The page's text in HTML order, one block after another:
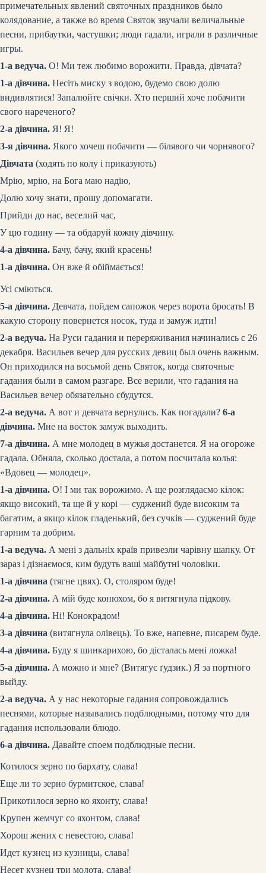
примечательных явлений святочных праздников было
колядование, а также во время Святок звучали величальные
песни, прибаутки, частушки; люди гадали, играли в различные
игры.
1-а ведуча. О! Ми теж любимо ворожити. Правда, дівчата?
1-а дівчина. Несіть миску з водою, будемо свою долю
видивлятися! Запалюйте свічки. Хто перший хоче побачити
свого нареченого?
2-а дівчина. Я! Я!
3-я дівчина. Якого хочеш побачити — білявого чи чорнявого?
Дівчата (ходять по колу і приказують)
Мрію, мрію, на Бога маю надію,
Долю хочу знати, прошу допомагати.
Прийди до нас, веселий час,
У цю годину — та обдаруй кожну дівчину.
4-а дівчина. Бачу, бачу, який красень!
1-а дівчина. Он вже й обіймається!
Усі сміються.
5-а дівчина. Девчата, пойдем сапожок через ворота бросать! В
какую сторону повернется носок, туда и замуж идти!
2-а ведуча. На Руси гадания и переряживания начинались с 26
декабря. Васильев вечер для русских девиц был очень важным.
Он приходился на восьмой день Святок, когда святочные
гадания были в самом разгаре. Все верили, что гадания на
Васильев вечер обязательно сбудутся.
2-а ведуча. А вот и девчата вернулись. Как погадали? 6-а
дівчина. Мне на восток замуж выходить.
7-а дівчина. А мне молодец в мужья достанется. Я на огороже
гадала. Обняла, сколько достала, а потом посчитала колья:
«Вдовец — молодец».
1-а дівчина. О! І ми так ворожимо. А ще розглядаємо кілок:
якщо високий, та ще й у корі — суджений буде високим та
багатим, а якщо кілок гладенький, без сучків — суджений буде
гарним та добрим.
1-а ведуча. А мені з дальніх країв привезли чарівну шапку. От
зараз і дізнаємося, ким будуть ваші майбутні чоловіки.
1-а дівчина (тягне цвях). О, столяром буде!
2-а дівчина. А мій буде конюхом, бо я витягнула підкову.
4-а дівчина. Ні! Конокрадом!
3-а дівчина (витягнула олівець). То вже, напевне, писарем буде.
4-а дівчина. Буду я шинкарихою, бо дісталась мені ложка!
5-а дівчина. А можно и мне? (Витягує ґудзик.) Я за портного
выйду.
2-а ведуча. А у нас некоторые гадания сопровождались
песнями, которые назывались подблюдными, потому что для
гадания использовали блюдо.
6-а дівчина. Давайте споем подблюдные песни.
Котилося зерно по бархату, слава!
Еще ли то зерно бурмитское, слава!
Прикотилося зерно ко яхонту, слава!
Крупен жемчуг со яхонтом, слава!
Хорош жених с невестою, слава!
Идет кузнец из кузницы, слава!
Несет кузнец три молота, слава!